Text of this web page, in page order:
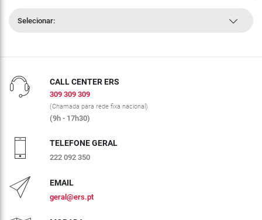
Selecionar:
CALL CENTER ERS
309 309 309
(Chamada para rede fixa nacional)
(9h - 17h30)
TELEFONE GERAL
222 092 350
EMAIL
geral@ers.pt